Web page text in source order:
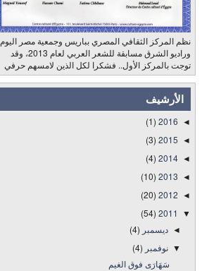
نظم المركز الثقافي المصري بباريس وجمعية مصر اليوم
وراديو الشرق مسابقة للشعر العربي لعام 2013، وقد
توجت بالمركز الأول.. فشكرا لكل الذين لامسهم حرفي
الأرشيف
◄
2016
(1)
◄
2015
(3)
◄
2014
(4)
◄
2013
(10)
◄
2012
(20)
▼
2011
(54)
◄ديسمبر (4)
▼نوفمبر (4)
سَهَارَى فوق الغيم